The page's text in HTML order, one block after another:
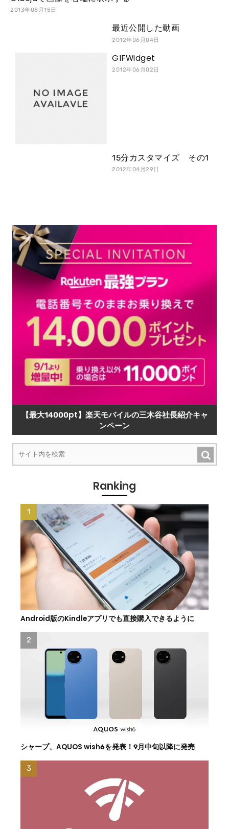
2013年08月15日
最近公開した動画
2012年06月04日
GIFWidget
2012年06月02日
15分カスタマイズ その1
2012年04月29日
【最大14000pt】楽天モバイルの三木谷社長紹介キャ
ンペーン
Ranking
Android版のKindleアプリでも直接購入できるように
シャープ、AQUOS wish6を発表！9月中旬以降に発売